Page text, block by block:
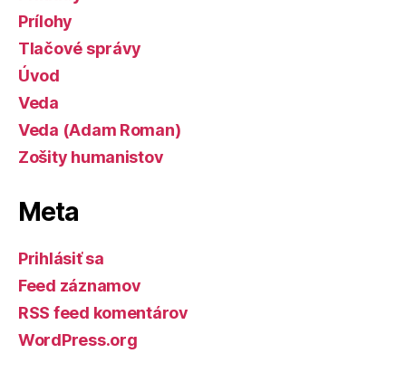
Prílohy
Tlačové správy
Úvod
Veda
Veda (Adam Roman)
Zošity humanistov
Meta
Prihlásiť sa
Feed záznamov
RSS feed komentárov
WordPress.org